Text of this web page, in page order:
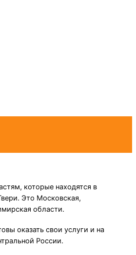
которые находятся в
Это Московская,
области.
оказать свои услуги и на
России.